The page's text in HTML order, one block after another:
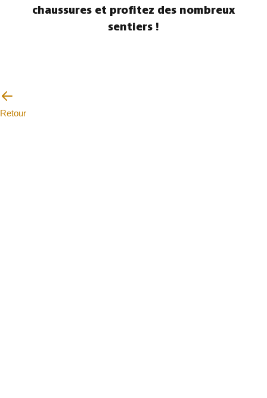
chaussures et profitez des nombreux
sentiers !
Retour